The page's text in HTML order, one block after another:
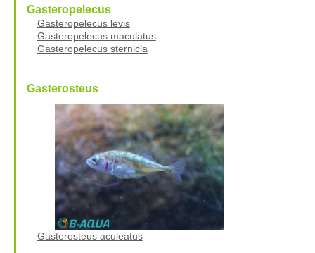
Gasteropelecus
Gasteropelecus levis
Gasteropelecus maculatus
Gasteropelecus sternicla
Gasterosteus
Gasterosteus aculeatus